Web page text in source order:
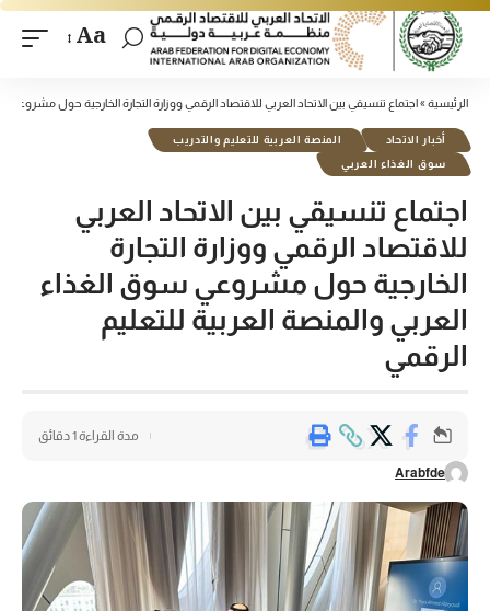
Aa
الرئيسية »اجتماع تنسيقي بين الاتحاد العربي للاقتصاد الرقمي ووزارة التجارة الخارجية حول مشروعي
أخبار الاتحاد
المنصة العربية للتعليم والتدريب
سوق الغذاء العربي
اجتماع تنسيقي بين الاتحاد العربي
للاقتصاد الرقمي ووزارة التجارة
الخارجية حول مشروعي سوق الغذاء
العربي والمنصة العربية للتعليم
الرقمي
Arabfde
مدة القراءة 1 دقائق